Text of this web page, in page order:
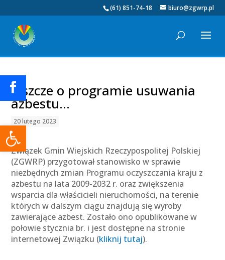
Otwórz pasek narzędzi
(61) 851-74-18 biuro@zgwrp.pl
Jeszcze o programie usuwania
azbestu…
20 lutego 2023
Związek Gmin Wiejskich Rzeczypospolitej Polskiej
(ZGWRP) przygotował stanowisko w sprawie
niezbędnych zmian Programu oczyszczania kraju z
azbestu na lata 2009-2032 r. oraz zwiększenia
wsparcia dla właścicieli nieruchomości, na terenie
których w dalszym ciągu znajdują się wyroby
zawierające azbest. Zostało ono opublikowane w
połowie stycznia br. i jest dostępne na stronie
internetowej Związku (kliknij tutaj).